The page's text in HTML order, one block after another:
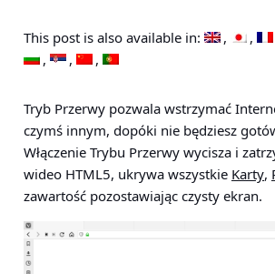
This post is also available in:
Tryb Przerwy pozwala wstrzymać
czymś innym, dopóki nie będziesz
Włączenie Trybu Przerwy wycisza i
wideo HTML5, ukrywa wszystkie Karty,
zawartość pozostawiając czysty ekran.